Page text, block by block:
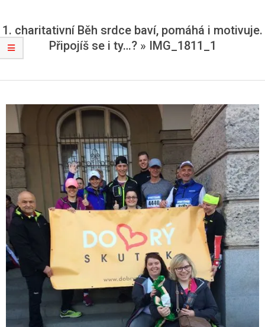
1. charitativní Běh srdce baví, pomáhá i motivuje.
Připojíš se i ty…? » IMG_1811_1